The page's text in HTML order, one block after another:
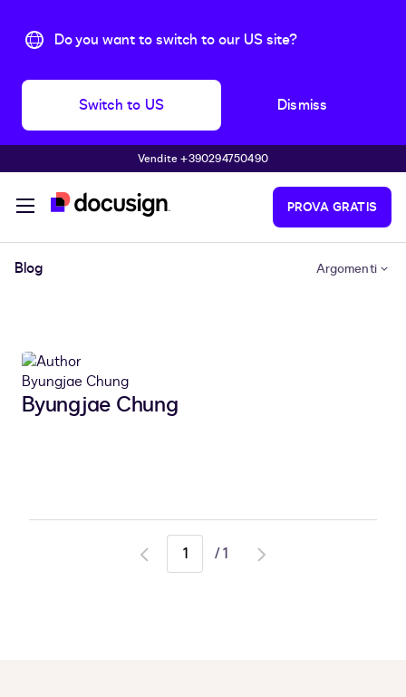
Do you want to switch to our US site?
Switch to US Dismiss
Skip to main contentVendite +390294750490
PROVA GRATIS
Blog Argomenti
Byungjae Chung
Go
/1
Go